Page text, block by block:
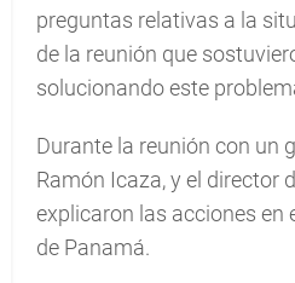
preguntas relativas a la
de la reunión que
solucionando este
Durante la reunión con un
Ramón Icaza, y el director
explicaron las acciones en
de Panamá.